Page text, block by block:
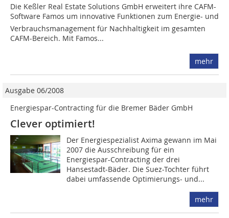
Die Keßler Real Estate Solutions GmbH erweitert ihre CAFM-
Software Famos um innovative Funktionen zum Energie- und
Verbrauchsmanagement für Nachhaltigkeit im gesamten
CAFM-­Bereich. Mit Famos...
mehr
Ausgabe 06/2008
Energiespar-Contracting für die Bremer Bäder GmbH
Clever optimiert!
Der Energiespezialist Axima gewann im Mai
2007 die Ausschreibung für ein
Energiespar-Contracting der drei
Hansestadt-Bäder. Die Suez-Tochter führt
dabei umfassende Optimierungs- und...
mehr